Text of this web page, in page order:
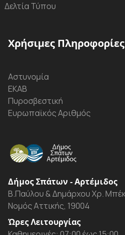
Δελτία Τύπου
Χρήσιμες Πληροφορίες
Αστυνομία
ΕΚΑΒ
Πυροσβεστική
Ευρωπαϊκός Αριθμός
Δήμος Σπάτων - Αρτέμιδος
Β.Παύλου & Δημάρχου Χρ.
Νομός Αττικής, 19004
Ώρες Λειτουργίας